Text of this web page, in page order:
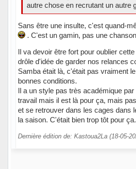
autre chose en recrutant un autre
Sans être une insulte, c'est quand-
. C'est un gamin, pas une
Il va devoir être fort pour oublier
drôle d'idée de garder nos relances
Samba était là, c'était pas vraiment
bonnes conditions.
Il a un style pas très académique
travail mais il est là pour ça, mais
et se retrouver dans les cages dans
la saison. C'était bien trop tôt pour ça.
Dernière édition de: Kastoua2La (18-05-